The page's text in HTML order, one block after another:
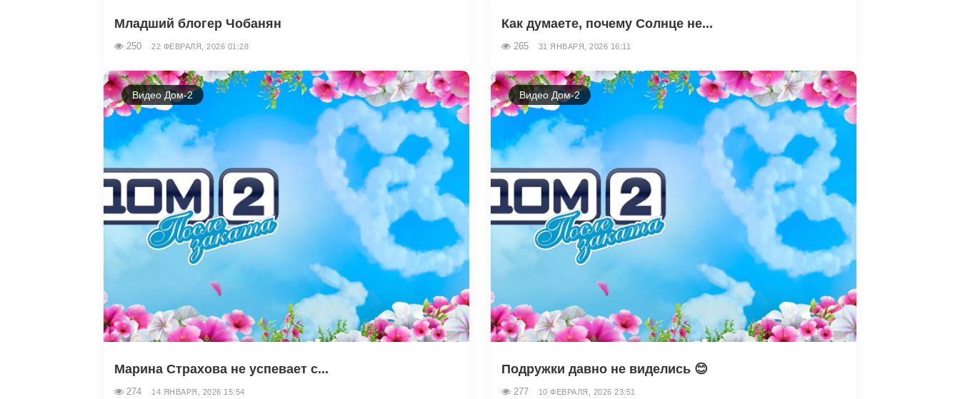
Младший блогер Чобанян
250 22 ФЕВРАЛЯ, 2026 01:28
Как думаете, почему Солнце не...
265 31 ЯНВАРЯ, 2026 16:11
Видео Дом-2
Марина Страхова не успевает с...
274 14 ЯНВАРЯ, 2026 15:54
Видео Дом-2
Подружки давно не виделись 😊
277 10 ФЕВРАЛЯ, 2026 23:51